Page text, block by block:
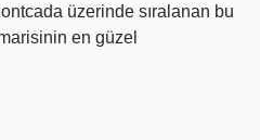
üzerinde sıralanan bu
en güzel